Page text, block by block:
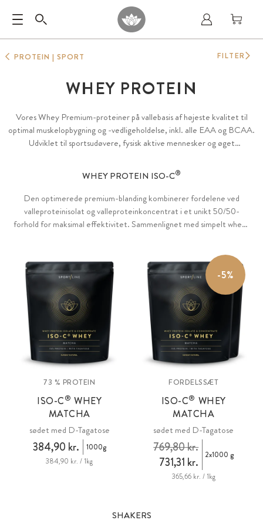
PROTEIN | SPORT
WHEY PROTEIN
Vores Whey Premium-proteiner på vallebasis af højeste kvalitet til
optimal muskelopbygning og -vedligeholdelse, inkl. alle EAA og BCAA.
Udviklet til sportsudøvere, fysisk aktive mennesker og øget
diætfaser. Cremet og fyldige proteinshakes eller forfriskende, klare
drikke i eksklusive smagsvarianter.
WHEY PROTEIN ISO-C®
Den optimerede premium-blanding kombinerer fordelene ved
valleproteinisolat og valleproteinkoncentrat i et unikt 50/50-
forhold for maksimal effektivitet. Sammenlignet med simpelt whey-
koncentrat. Komplet aminosyreprofil inkl. alle EAA og BCAA. Uden
kunstige aromaer, tilsat sukker, kunstige sødestoffer og uden
genteknologi.
73 % PROTEIN
ISO-C® WHEY
MATCHA
sødet med D-Tagatose
384,90 kr.
1000g
384,90 kr. / 1kg
-5%
FORDELSSÆT
ISO-C® WHEY
MATCHA
sødet med D-Tagatose
731,31 kr.
769,80 kr. 2x1000 g
365,66 kr. / 1kg
SHAKERS
FILTER